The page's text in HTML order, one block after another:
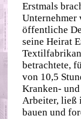
Erstmals
Unternehmer
öffentliche
seine Heirat
betrachtete,
von 10,5
Kranken-
Arbeiter, ließ
bauen und